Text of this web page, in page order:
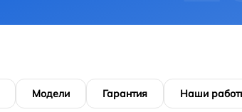
Модели Гарантия Наши